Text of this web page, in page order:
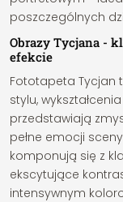
poszczególnych
Obrazy Tycjana -
efekcie
Fototapeta Tycjan
stylu,
przedstawiają
pełne emocji
komponują się z
ekscytujące
intensywnym